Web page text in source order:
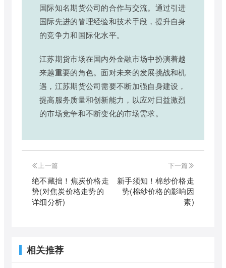
国际知名期货公司的合作与交流。通过引进
国际先进的管理经验和技术手段，提升自身
的竞争力和国际化水平。
江苏期货市场在国内外金融市场中扮演着越
来越重要的角色。面对未来的发展挑战和机
遇，江苏期货公司需要不断加强自身建设，
提高服务质量和创新能力，以应对日益激烈
的市场竞争和不断变化的市场需求。
上一篇
绝不藏拙！焦炭价格走
势(对焦炭价格走势的
详细分析)
下一篇
新手须知！棉纱价格走
势(棉纱价格的影响因
素)
相关推荐